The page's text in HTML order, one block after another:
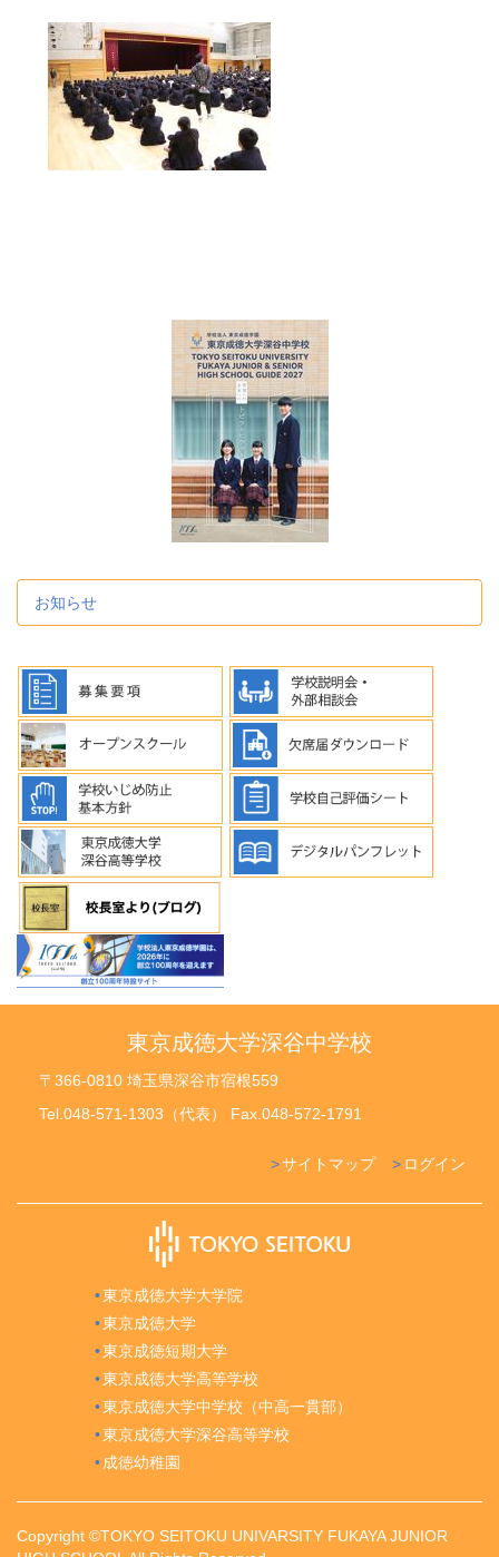
お知らせ
東京成徳大学深谷中学校
〒366-0810 埼玉県深谷市宿根559
Tel.048-571-1303（代表） Fax.048-572-1791
ログイン
サイトマップ
東京成徳大学大学院
東京成徳大学
東京成徳短期大学
東京成徳大学高等学校
東京成徳大学中学校（中高一貫部）
東京成徳大学深谷高等学校
成徳幼稚園
Copyright ©TOKYO SEITOKU UNIVARSITY FUKAYA JUNIOR